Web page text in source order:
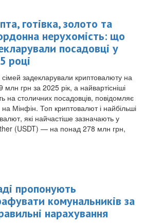
готівка, золото та
нерухомість: що
посадовці у
році
сімей задекларували криптовалюту на
грн за 2025 рік, а найвартісніші
на столичних посадовців, повідомляє
Мінфін. Топ криптовалют і найбільші
які найчастіше зазначають у
(USDT) — на понад 278 млн грн,
пропонують
комунальників за
нарахування